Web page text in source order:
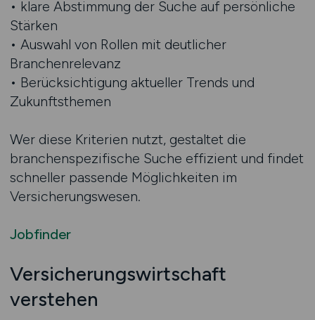
• klare Abstimmung der Suche auf persönliche
Stärken
• Auswahl von Rollen mit deutlicher
Branchenrelevanz
• Berücksichtigung aktueller Trends und
Zukunftsthemen
Wer diese Kriterien nutzt, gestaltet die
branchenspezifische Suche effizient und findet
schneller passende Möglichkeiten im
Versicherungswesen.
Jobfinder
Versicherungswirtschaft
verstehen